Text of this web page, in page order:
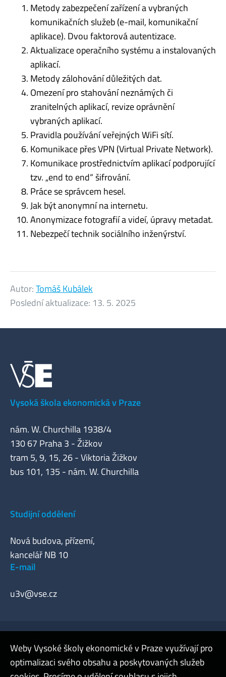
Metody zabezpečení zařízení a vybraných
komunikačních služeb (e-mail, komunikační
aplikace). Dvou faktorová autentizace.
Aktualizace operačního systému a instalovaných
aplikací.
Metody zálohování důležitých dat.
Omezení pro stahování neznámých či
zranitelných aplikací, revize oprávnění
vybraných aplikací.
Pravidla používání veřejných WiFi sítí.
Komunikace přes VPN (Virtual Private Network).
Komunikace prostřednictvím aplikací podporující
tzv. „end to end“ šifrování.
Práce se správcem hesel.
Jak být anonymní na internetu.
Anonymizace fotografií a videí, úpravy metadat.
Nebezpečí technik sociálního inženýrství.
Autor:Tomáš Kubálek
Poslední aktualizace: 13. 5. 2025
Vysoká škola ekonomická v Praze
nám. W. Churchilla 1938/4
130 67 Praha 3 - Žižkov
tram 5, 9, 15, 26 - Viktoria Žižkov
bus 101, 135 - nám. W. Churchilla
Studijní oddělení
Nová budova, přízemí,
kancelář NB 10
E-mail
u3v@vse.cz
Úřední hodiny
Webmaster
Weby Vysoké školy ekonomické v Praze využívají pro
optimalizaci svého obsahu a poskytovaných služeb